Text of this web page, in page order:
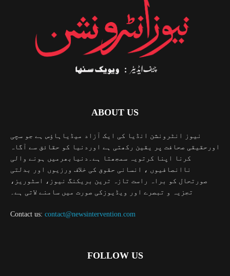
ABOUT US
نیوز انٹرونشن انڈیا کی ایک آزاد میڈیاہاؤس ہے جو سچی
اورحقیقی صحافت پر یقین رکھتی ہے اوردنیا کو حقائق سے آگاہ
کرنا اپنا کرتویہ سمجھتا ہے۔دنیابھرمیں ہونے والی
ناانصافیوں ، انسانی حقوق کی خلاف ورزیوں اور بدلتی
صورتحال کو براہ راست تازہ ترین بریکنگ نیوز، اسٹوریز،
تجزیہ و تبصرے اور ویڈیوزکی صورت میں سامنے لاتی ہے۔
Contact us: contact@newsintervention.com
FOLLOW US